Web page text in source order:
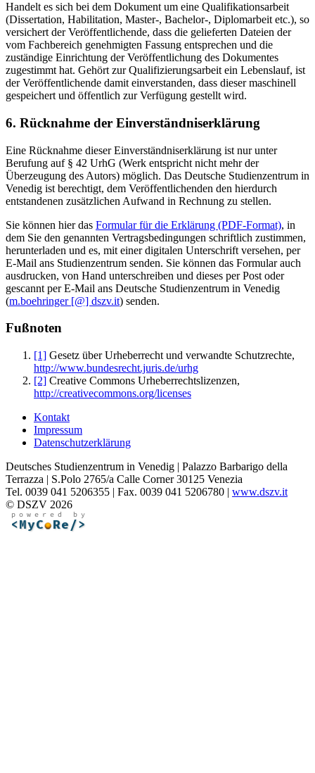
Handelt es sich bei dem Dokument um eine Qualifikationsarbeit
(Dissertation, Habilitation, Master-, Bachelor-, Diplomarbeit etc.), so
versichert der Veröffentlichende, dass die gelieferten Dateien der
vom Fachbereich genehmigten Fassung entsprechen und die
zuständige Einrichtung der Veröffentlichung des Dokumentes
zugestimmt hat. Gehört zur Qualifizierungsarbeit ein Lebenslauf, ist
der Veröffentlichende damit einverstanden, dass dieser maschinell
gespeichert und öffentlich zur Verfügung gestellt wird.
6. Rücknahme der Einverständniserklärung
Eine Rücknahme dieser Einverständniserklärung ist nur unter
Berufung auf § 42 UrhG (Werk entspricht nicht mehr der
Überzeugung des Autors) möglich. Das Deutsche Studienzentrum in
Venedig ist berechtigt, dem Veröffentlichenden den hierdurch
entstandenen zusätzlichen Aufwand in Rechnung zu stellen.
Sie können hier das Formular für die Erklärung (PDF-Format), in
dem Sie den genannten Vertragsbedingungen schriftlich zustimmen,
herunterladen und es, mit einer digitalen Unterschrift versehen, per
E-Mail ans Studienzentrum senden. Sie können das Formular auch
ausdrucken, von Hand unterschreiben und dieses per Post oder
gescannt per E-Mail ans Deutsche Studienzentrum in Venedig
(m.boehringer [@] dszv.it) senden.
Fußnoten
[1] Gesetz über Urheberrecht und verwandte Schutzrechte,
http://www.bundesrecht.juris.de/urhg
[2] Creative Commons Urheberrechtslizenzen,
http://creativecommons.org/licenses
Kontakt
Impressum
Datenschutzerklärung
Deutsches Studienzentrum in Venedig | Palazzo Barbarigo della
Terrazza | S.Polo 2765/a Calle Corner 30125 Venezia
Tel. 0039 041 5206355 | Fax. 0039 041 5206780 | www.dszv.it
© DSZV 2026